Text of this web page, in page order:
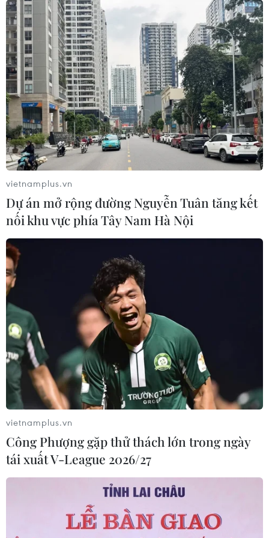
Chia sẻ khó khăn với DN: Các ngân hàng
đồng thuận giảm lãi suất
12/07/2021 10:50
Các ngân hàng đã thống nhất việc giảm lãi suất sẽ
hướng đến các đối tượng bị ảnh hưởng bởi dịch
COVID-19 và tùy theo đối tượng, các tổ chức tín dụng sẽ
có mức giảm lãi suất phù hợp.
vietnamplus.vn
Dự án mở rộng đường Nguyễn Tuân tăng kết
nối khu vực phía Tây Nam Hà Nội
vietnamplus.vn
Công Phượng gặp thử thách lớn trong ngày
tái xuất V-League 2026/27